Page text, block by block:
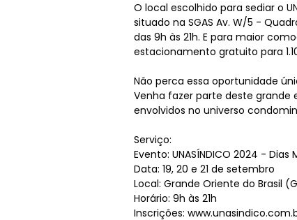
O local escolhido para sediar o
situado na SGAS Av. W/5 -
das 9h às 21h. E para maior
estacionamento gratuito para
Não perca essa oportunidade
Venha fazer parte deste grande
envolvidos no universo
Serviço:
Evento: UNASÍNDICO 2024 - Dias
Data: 19, 20 e 21 de setembro
Local: Grande Oriente do Brasil
Horário: 9h às 21h
Inscrições: